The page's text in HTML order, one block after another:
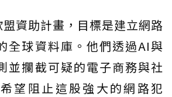
盟資助計畫，目標是建立網路
全球資料庫。他們透過AI與
並攔截可疑的電子商務與社
望阻止這股強大的網路犯